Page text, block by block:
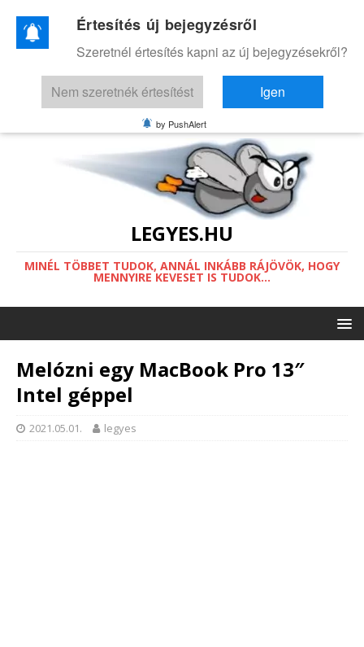
Ez a weboldal a működéséhez sütiket
használ.Információ a sütikről.
Értettem
LEGYES.HU
MINÉL TÖBBET TUDOK, ANNÁL INKÁBB RÁJÖVÖK, HOGY
MENNYIRE KEVESET IS TUDOK...
Melózni egy MacBook Pro 13″
Intel géppel
2021.05.01. legyes
Értesítés új bejegyzésről
Szeretnél értesítés kapni az új bejegyzésekről?
Nem szeretnék értesítést Igen
by PushAlert